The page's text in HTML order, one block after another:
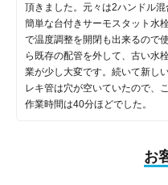
頂きました。元々は2ハンドル
簡単な台付きサーモスタット水
で温度調整を開閉も出来るので
ら既存の配管を外して、古い水
業が少し大変です。続いて新し
レキ管は穴が空いていたので、
作業時間は40分ほどでした。
お